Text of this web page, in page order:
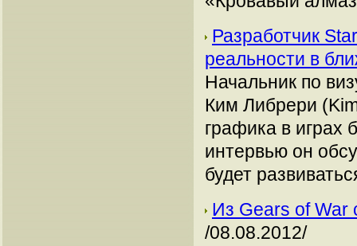
Разработчик
реальности в
Начальник по
Ким Либрери
графика в играх
интервью он
будет
Из Gears of War
/08.08.2012/